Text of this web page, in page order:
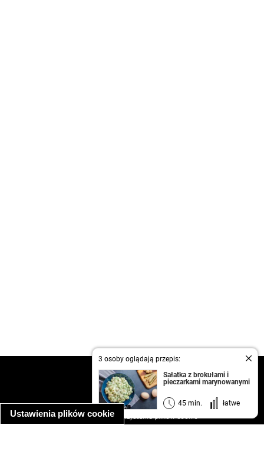
Ustawienia plików cookie
3 osoby oglądają przepis:
Sałatka z brokułami i
pieczarkami marynowanymi
45 min. łatwe
kontakt
regulamin
informacja o prywatności
informacja o wykorzystaniu plików cookie